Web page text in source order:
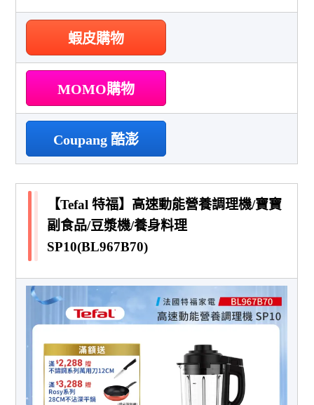
蝦皮購物
MOMO購物
Coupang 酷澎
【Tefal 特福】高速動能營養調理機/寶寶
副食品/豆漿機/養身料理
SP10(BL967B70)